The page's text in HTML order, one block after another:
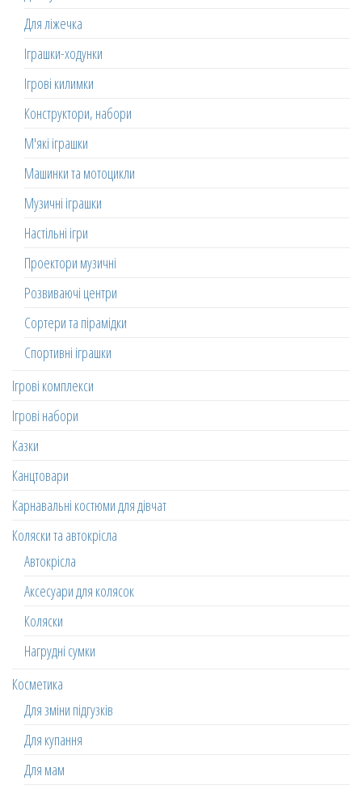
Для ліжечка
Іграшки-ходунки
Ігрові килимки
Конструктори, набори
М'які іграшки
Машинки та мотоцикли
Музичні іграшки
Настільні ігри
Проектори музичні
Розвиваючі центри
Сортери та пірамідки
Спортивні іграшки
Ігрові комплекси
Ігрові набори
Казки
Канцтовари
Карнавальні костюми для дівчат
Коляски та автокрісла
Автокрісла
Аксесуари для колясок
Коляски
Нагрудні сумки
Косметика
Для зміни підгузків
Для купання
Для мам